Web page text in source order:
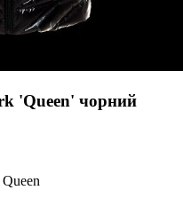
'Queen' чорний